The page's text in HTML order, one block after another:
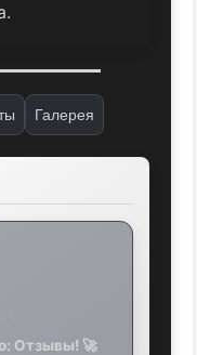
Галерея
Отзывы! 🚀